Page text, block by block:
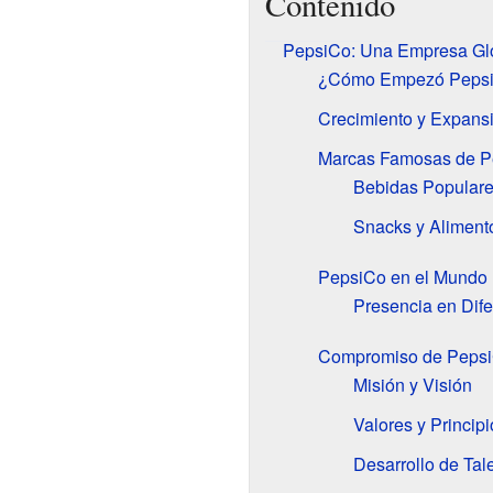
PepsiCo: Una Empresa
¿Cómo Empezó
Crecimiento y
Marcas Famosas de
Bebidas
Snacks y
PepsiCo en el Mundo
Presencia en
Compromiso de
Misión y Visión
Valores y
Desarrollo de